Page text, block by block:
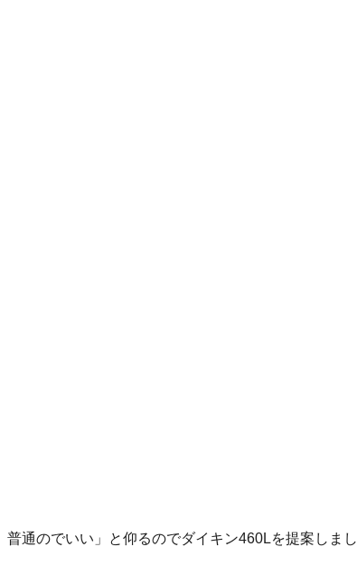
通のでいい」と仰るのでダイキン460Lを提案しまし